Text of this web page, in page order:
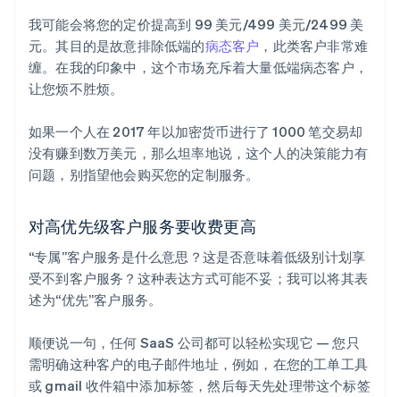
我可能会将您的定价提高到 99 美元/499 美元/2499 美
元。其目的是故意排除低端的病态客户 ，此类客户非常难
缠。在我的印象中，这个市场充斥着大量低端病态客户，
让您烦不胜烦。
如果一个人在 2017 年以加密货币进行了 1000 笔交易却
没有赚到数万美元，那么坦率地说，这个人的决策能力有
问题，别指望他会购买您的定制服务。
对高优先级客户服务要收费更高
“专属”客户服务是什么意思？这是否意味着低级别计划享
受不到客户服务？这种表达方式可能不妥；我可以将其表
述为“优先”客户服务。
顺便说一句，任何 SaaS 公司都可以轻松实现它 — 您只
需明确这种客户的电子邮件地址，例如，在您的工单工具
或 gmail 收件箱中添加标签，然后每天先处理带这个标签